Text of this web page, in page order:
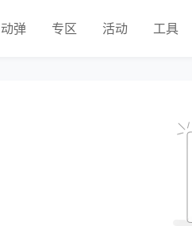
动弹 专区 活动 工具